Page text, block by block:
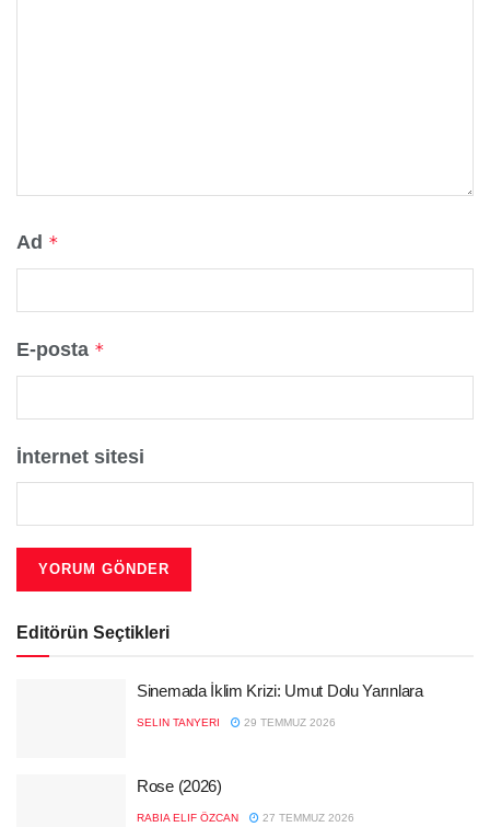
Ad *
E-posta *
İnternet sitesi
Editörün Seçtikleri
Sinemada İklim Krizi: Umut Dolu Yarınlara
SELIN TANYERI 29 TEMMUZ 2026
Rose (2026)
RABIA ELIF ÖZCAN 27 TEMMUZ 2026